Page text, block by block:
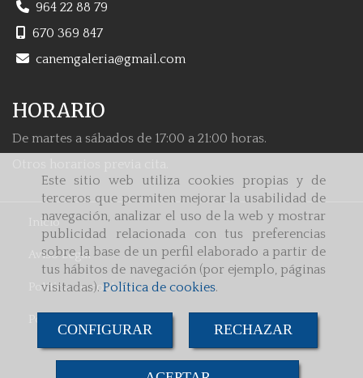
Este sitio web utiliza cookies propias y de
terceros que permiten mejorar la usabilidad de
navegación, analizar el uso de la web y mostrar
publicidad relacionada con tus preferencias
sobre la base de un perfil elaborado a partir de
tus hábitos de navegación (por ejemplo, páginas
visitadas). Política de cookies.
CONFIGURAR RECHAZAR
964 22 88 79
670 369 847
canemgaleria
gmail.com
HORARIO
De martes a sábados de 17:00 a 21:00 horas.
Inicio
Aviso Legal
Política de cookies